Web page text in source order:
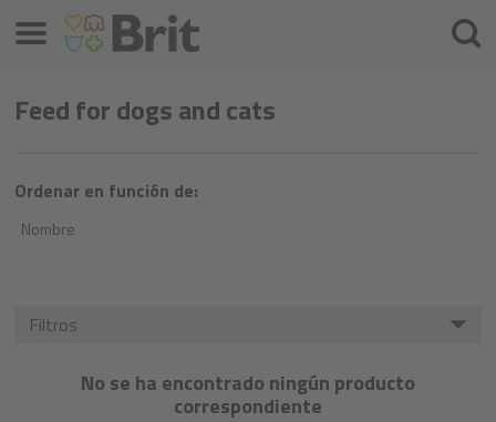
Feed for dogs and cats
Ordenar en función de:
Nombre
Filtros
No se ha encontrado ningún producto
correspondiente
Menú